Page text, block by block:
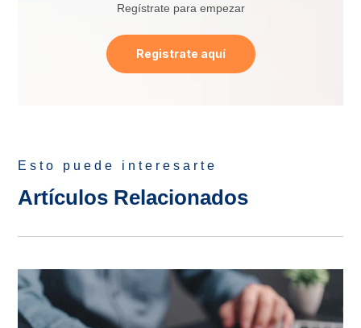
Regístrate para empezar
Registrate aquí
Esto puede interesarte
Artículos Relacionados